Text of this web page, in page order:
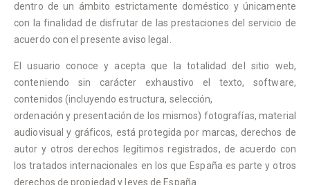
dentro de un ámbito estrictamente doméstico y únicamente
con la finalidad de disfrutar de las prestaciones del servicio de
acuerdo con el presente aviso legal.
El usuario conoce y acepta que la totalidad del sitio web,
conteniendo sin carácter exhaustivo el texto, software,
contenidos (incluyendo estructura, selección,
ordenación y presentación de los mismos) fotografías, material
audiovisual y gráficos, está protegida por marcas, derechos de
autor y otros derechos legítimos registrados, de acuerdo con
los tratados internacionales en los que España es parte y otros
derechos de propiedad y leyes de España.